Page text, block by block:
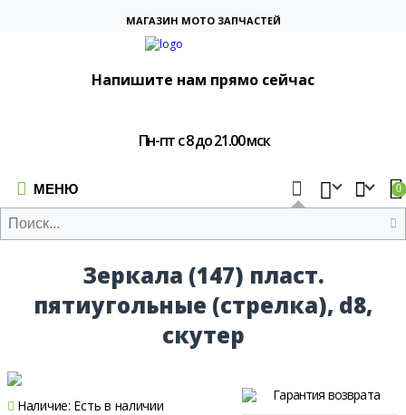
МАГАЗИН МОТО ЗАПЧАСТЕЙ
Напишите нам прямо сейчас
Пн-пт с 8 до 21.00 мск
МЕНЮ 0
Зеркала (147) пласт.
пятиугольные (стрелка), d8,
скутер
Наличие: Есть в наличии
Гарантия возврата